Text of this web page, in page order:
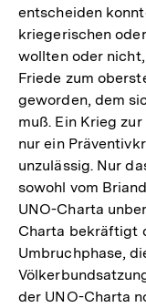
entscheiden
kriegerischen
wollten oder
Friede zum
geworden, dem
muß. Ein Krieg
nur ein
unzulässig. Nur
sowohl vom
UNO-Charta
Charta bekräftigt
Umbruchphase,
der UNO-Charta